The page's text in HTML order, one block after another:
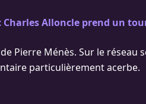
Charles Alloncle prend un
Pierre Ménès. Sur le réseau
particulièrement acerbe.